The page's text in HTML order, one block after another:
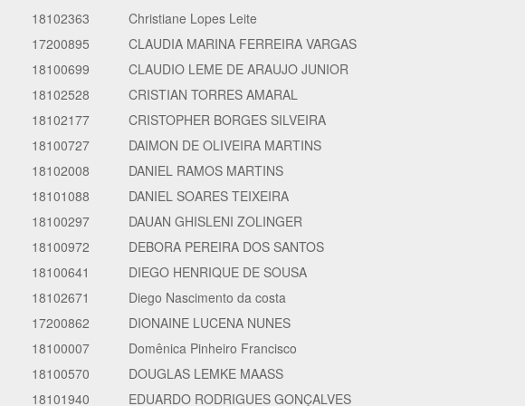
18102363
Christiane Lopes Leite
17200895
CLAUDIA MARINA FERREIRA VARGAS
18100699
CLAUDIO LEME DE ARAUJO JUNIOR
18102528
CRISTIAN TORRES AMARAL
18102177
CRISTOPHER BORGES SILVEIRA
18100727
DAIMON DE OLIVEIRA MARTINS
18102008
DANIEL RAMOS MARTINS
18101088
DANIEL SOARES TEIXEIRA
18100297
DAUAN GHISLENI ZOLINGER
18100972
DEBORA PEREIRA DOS SANTOS
18100641
DIEGO HENRIQUE DE SOUSA
18102671
Diego Nascimento da costa
17200862
DIONAINE LUCENA NUNES
18100007
Domênica Pinheiro Francisco
18100570
DOUGLAS LEMKE MAASS
18101940
EDUARDO RODRIGUES GONÇALVES